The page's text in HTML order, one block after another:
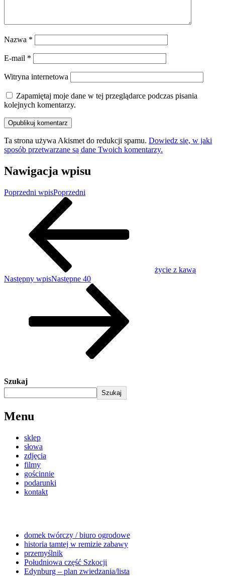
Nazwa *
E-mail *
Witryna internetowa
Zapamiętaj moje dane w tej przeglądarce podczas pisania
kolejnych komentarzy.
Ta strona używa Akismet do redukcji spamu. Dowiedz się, w jaki
sposób przetwarzane są dane Twoich komentarzy.
Nawigacja wpisu
Poprzedni wpisPoprzedni
życie z kawą
Następny wpisNastępne 40
Szukaj
Szukaj
Menu
sklep
słowa
zdjęcia
filmy
gościnnie
podarunki
kontakt
domek twórczy / biuro ogrodowe
historia tamtej w remizie zabawy
przemyślnik
Południowa część Szkocji
Edynburg – plan zwiedzania/lista